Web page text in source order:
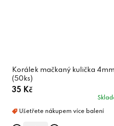
Korálek mačkaný kulička
(50ks)
35 Kč